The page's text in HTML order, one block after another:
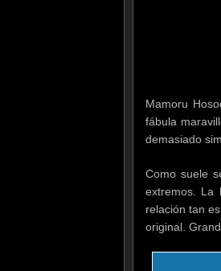
Mamoru
fábula
demasiado
Como suele
extremos. La
relación tan
original.